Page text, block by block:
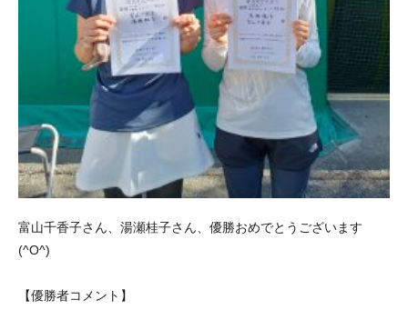
富山千香子さん、湯瀬桂子さん、優勝おめでとうございます
(^O^)
【優勝者コメント】